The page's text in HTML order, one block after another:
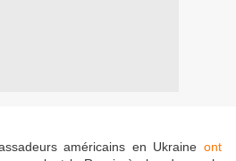
américains en Ukraine ont